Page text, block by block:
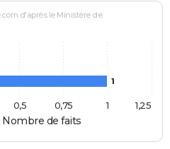
Nombre de faits
d'après le Ministère de
1
1
0,5 0,75 1,25